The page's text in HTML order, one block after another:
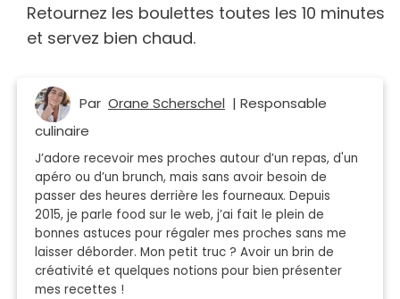
Retournez les boulettes toutes les 10 minutes
et servez bien chaud.
Par Orane Scherschel | Responsable
culinaire
J’adore recevoir mes proches autour d’un repas, d'un
apéro ou d’un brunch, mais sans avoir besoin de
passer des heures derrière les fourneaux. Depuis
2015, je parle food sur le web, j’ai fait le plein de
bonnes astuces pour régaler mes proches sans me
laisser déborder. Mon petit truc ? Avoir un brin de
créativité et quelques notions pour bien présenter
mes recettes !